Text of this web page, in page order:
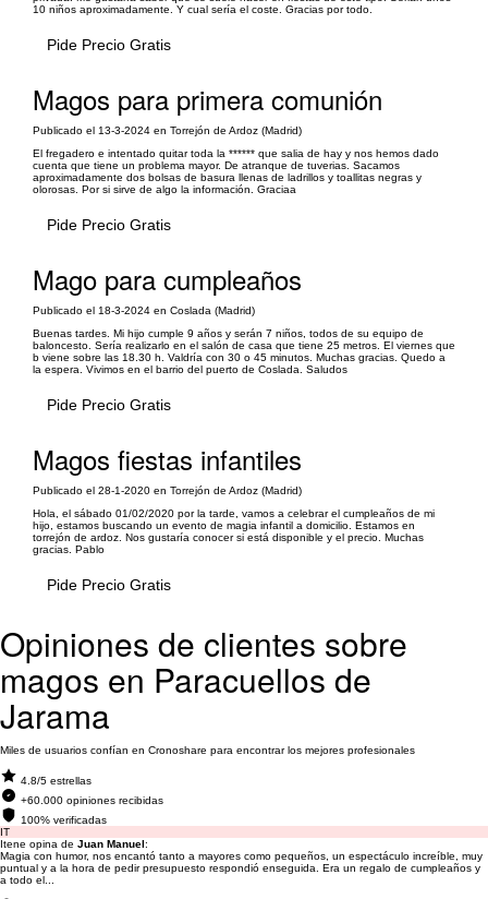
10 niños aproximadamente. Y cual sería el coste. Gracias por todo.
Pide Precio Gratis
Magos para primera comunión
Publicado el 13-3-2024 en Torrejón de Ardoz (Madrid)
El fregadero e intentado quitar toda la ****** que salia de hay y nos hemos dado
cuenta que tiene un problema mayor. De atranque de tuverias. Sacamos
aproximadamente dos bolsas de basura llenas de ladrillos y toallitas negras y
olorosas. Por si sirve de algo la información. Graciaa
Pide Precio Gratis
Mago para cumpleaños
Publicado el 18-3-2024 en Coslada (Madrid)
Buenas tardes. Mi hijo cumple 9 años y serán 7 niños, todos de su equipo de
baloncesto. Sería realizarlo en el salón de casa que tiene 25 metros. El viernes que
b viene sobre las 18.30 h. Valdría con 30 o 45 minutos. Muchas gracias. Quedo a
la espera. Vivimos en el barrio del puerto de Coslada. Saludos
Pide Precio Gratis
Magos fiestas infantiles
Publicado el 28-1-2020 en Torrejón de Ardoz (Madrid)
Hola, el sábado 01/02/2020 por la tarde, vamos a celebrar el cumpleaños de mi
hijo, estamos buscando un evento de magia infantil a domicilio. Estamos en
torrejón de ardoz. Nos gustaría conocer si está disponible y el precio. Muchas
gracias. Pablo
Pide Precio Gratis
Opiniones de clientes sobre
magos en Paracuellos de
Jarama
Miles de usuarios confían en Cronoshare para encontrar los mejores profesionales
4.8/5 estrellas
+60.000 opiniones recibidas
100% verificadas
IT
Itene opina de Juan Manuel:
Magia con humor, nos encantó tanto a mayores como pequeños, un espectáculo increíble, muy
puntual y a la hora de pedir presupuesto respondió enseguida. Era un regalo de cumpleaños y
a todo el...